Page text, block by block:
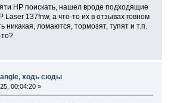
HP поискать, нашел вроде подходящие
Laser 137fnw, а что-то их в отзывах говном
никакая, ломаются, тормозят, тупят и т.п.
ходь сюды
00:04:20 »